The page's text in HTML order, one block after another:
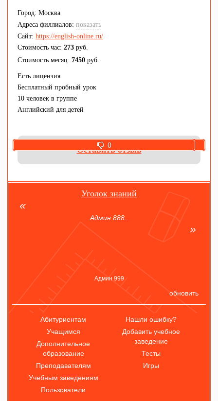
Город: Москва
Адреса филлиалов: показать
Сайт: https://english-online.ru/
Стоимость час: 273 руб.
Стоимость месяц: 7450 руб.
Есть лицензия
Бесплатный пробный урок
10 человек в группе
Английский для детей
Оставить отзыв
0
Уголок знаний
Админ 888..
Админ 999
обновить
Абитуриентам
Учащимся
Дополнительное
образование
Преподавателям
Учебным заведениям
Пользователи
Нашли ошибку?
Добавить учебное
заведение
Тесты
Игры